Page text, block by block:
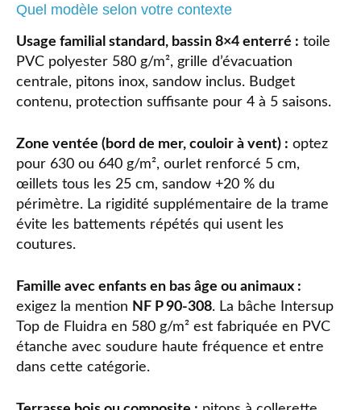
Quel modèle selon votre contexte
Usage familial standard, bassin 8×4 enterré : toile
PVC polyester 580 g/m², grille d’évacuation
centrale, pitons inox, sandow inclus. Budget
contenu, protection suffisante pour 4 à 5 saisons.
Zone ventée (bord de mer, couloir à vent) : optez
pour 630 ou 640 g/m², ourlet renforcé 5 cm,
œillets tous les 25 cm, sandow +20 % du
périmètre. La rigidité supplémentaire de la trame
évite les battements répétés qui usent les
coutures.
Famille avec enfants en bas âge ou animaux :
exigez la mention NF P 90-308. La bâche Intersup
Top de Fluidra en 580 g/m² est fabriquée en PVC
étanche avec soudure haute fréquence et entre
dans cette catégorie.